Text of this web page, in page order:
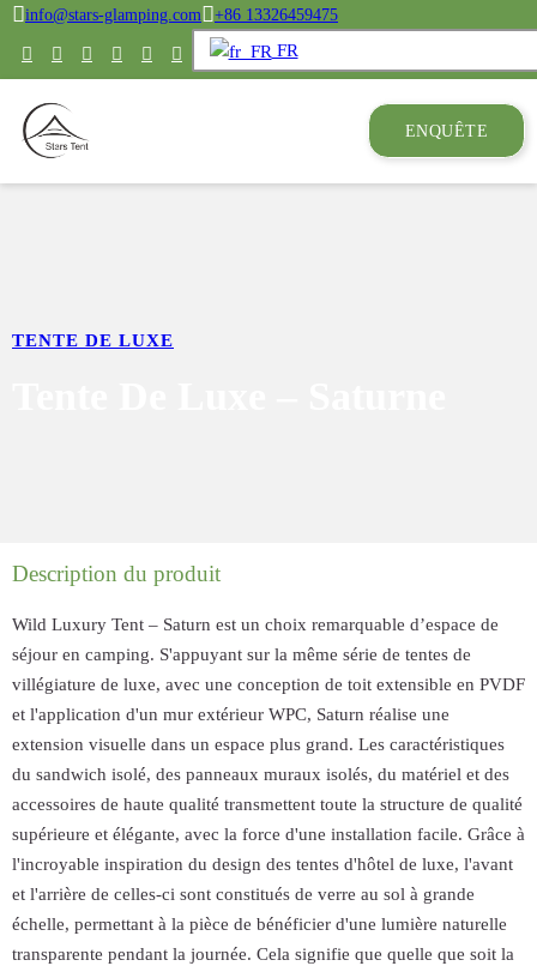
info@stars-glamping.com
+86 13326459475
FR
ENQUÊTE
TENTE DE LUXE
Description du produit
Wild Luxury Tent – Saturn est un choix remarquable d’espace de
séjour en camping. S'appuyant sur la même série de tentes de
villégiature de luxe, avec une conception de toit extensible en PVDF
et l'application d'un mur extérieur WPC, Saturn réalise une
extension visuelle dans un espace plus grand. Les caractéristiques
du sandwich isolé, des panneaux muraux isolés, du matériel et des
accessoires de haute qualité transmettent toute la structure de qualité
supérieure et élégante, avec la force d'une installation facile. Grâce à
l'incroyable inspiration du design des tentes d'hôtel de luxe, l'avant
et l'arrière de celles-ci sont constitués de verre au sol à grande
échelle, permettant à la pièce de bénéficier d'une lumière naturelle
transparente pendant la journée. Cela signifie que quelle que soit la